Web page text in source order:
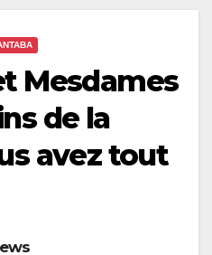
Mesdames
de la
avez tout